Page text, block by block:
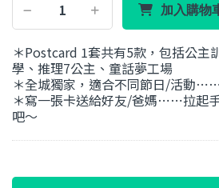
加入購物
＊Postcard 1套共有5款，包括公主
學、推理7公主、童話夢工場
＊全城獨家，適合不同節日/活動
＊寫一張卡送給好友/爸媽⋯⋯拉起
吧～